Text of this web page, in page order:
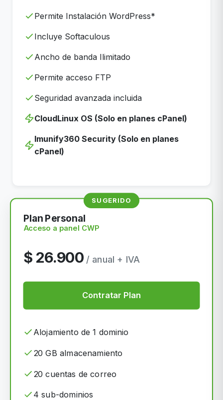
Permite Instalación WordPress*
Incluye Softaculous
Ancho de banda Ilimitado
Permite acceso FTP
Seguridad avanzada incluida
CloudLinux OS (Solo en planes cPanel)
Imunify360 Security (Solo en planes
cPanel)
SUGERIDO
Plan Personal
Acceso a panel CWP
$ 26.900/ anual + IVA
Contratar Plan
Alojamiento de 1 dominio
20 GB almacenamiento
20 cuentas de correo
4 sub-dominios